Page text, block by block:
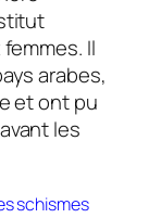
Il
arabes,
et ont pu
les
schismes